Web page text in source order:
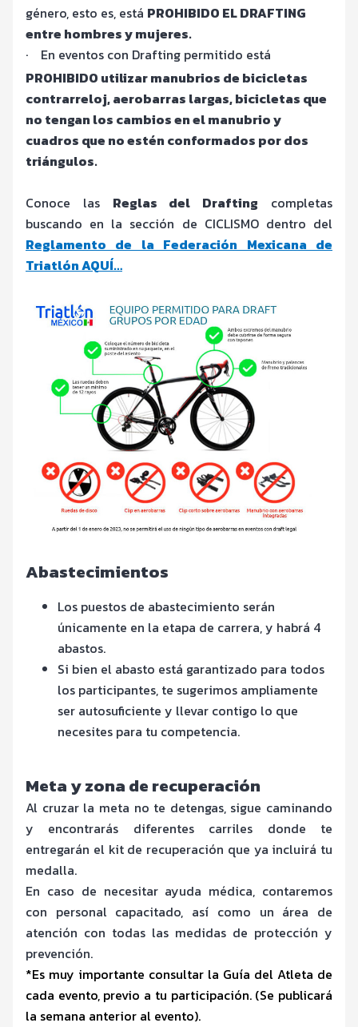
género, esto es, está PROHIBIDO EL DRAFTING
entre hombres y mujeres.
·
En eventos con Drafting permitido está
PROHIBIDO utilizar manubrios de bicicletas
contrarreloj, aerobarras largas, bicicletas que
no tengan los cambios en el manubrio y
cuadros que no estén conformados por dos
triángulos.
Conoce las Reglas del Drafting completas
buscando en la sección de CICLISMO dentro del
Reglamento de la Federación Mexicana de
Triatlón AQUÍ…
Abastecimientos
Los puestos de abastecimiento serán
únicamente en la etapa de carrera, y habrá 4
abastos.
Si bien el abasto está garantizado para todos
los participantes, te sugerimos ampliamente
ser autosuficiente y llevar contigo lo que
necesites para tu competencia.
Meta y zona de recuperación
Al cruzar la meta no te detengas, sigue caminando
y encontrarás diferentes carriles donde te
entregarán el kit de recuperación que ya incluirá tu
medalla.
En caso de necesitar ayuda médica, contaremos
con personal capacitado, así como un área de
atención con todas las medidas de protección y
prevención.
*Es muy importante consultar la Guía del Atleta de
cada evento, previo a tu participación. (Se publicará
la semana anterior al evento).